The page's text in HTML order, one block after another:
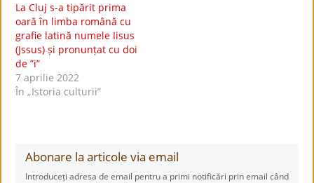
La Cluj s-a tipărit prima
oară în limba română cu
grafie latină numele Iisus
(Jssus) și pronunțat cu doi
de ”i”
7 aprilie 2022
În „Istoria culturii”
Abonare la articole via email
Introduceți adresa de email pentru a primi notificări prin email când